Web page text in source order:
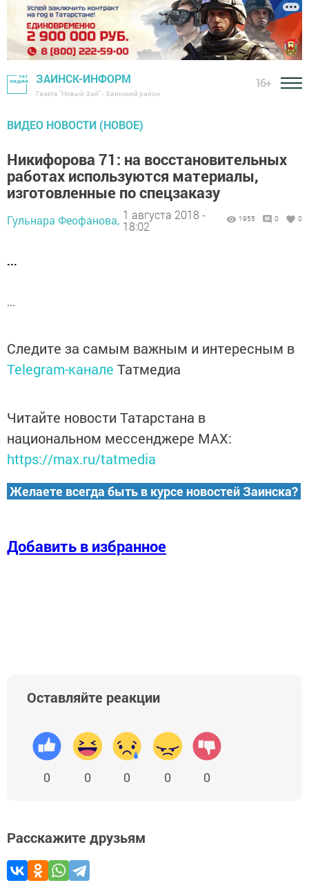
ЗАИНСК-ИНФОРМ
Газета "Новый Зай" - Заинский район
16+
ВИДЕО НОВОСТИ (НОВОЕ)
Никифорова 71: на восстановительных
работах используются материалы,
изготовленные по спецзаказу
Гульнара Феофанова, 1 августа 2018 -
18:02
1955 0 0
...
...
Следите за самым важным и интересным в
Telegram-канале Татмедиа
Читайте новости Татарстана в
национальном мессенджере MАХ:
https://max.ru/tatmedia
Желаете всегда быть в курсе новостей Заинска?
Добавить в избранное
Оставляйте реакции
0 0 0 0 0
Расскажите друзьям